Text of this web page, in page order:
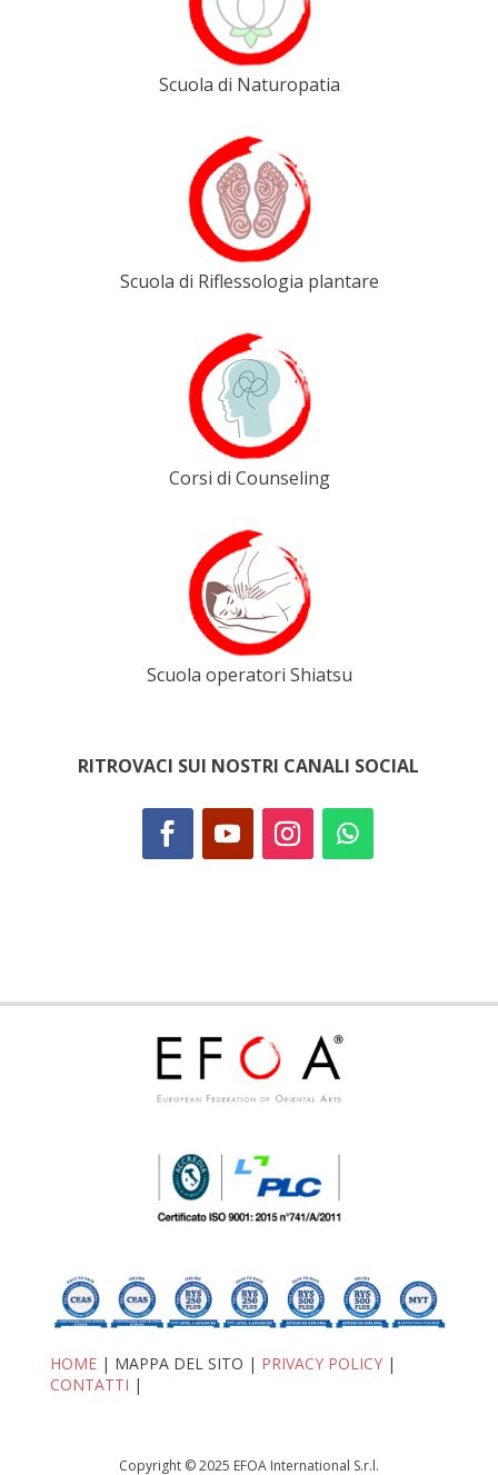
Scuola di Naturopatia
Scuola di Riflessologia plantare
Corsi di Counseling
Scuola operatori Shiatsu
RITROVACI SUI NOSTRI CANALI SOCIAL
HOME| MAPPA DEL SITO | PRIVACY POLICY|
CONTATTI |
Copyright © 2025 EFOA International S.r.l.